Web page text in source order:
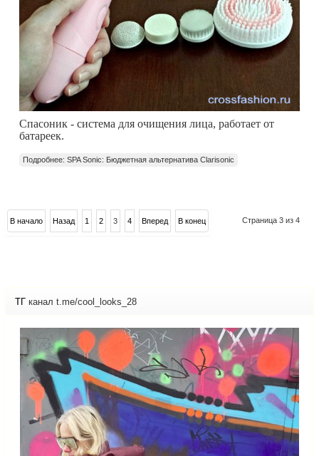
Спасоник - система для очищения лица, работает от
батареек.
Подробнее: SPA Sonic: Бюджетная альтернатива Сlarisonic
Страница 3 из 4
В начало Назад 1 2 3 4 Вперед В конец
ТГ канал t.me/cool_looks_28